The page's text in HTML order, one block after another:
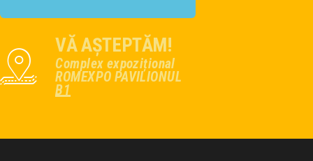
VĂ AȘTEPTĂM!
Complex expozițional
ROMEXPO PAVILIONUL
B1